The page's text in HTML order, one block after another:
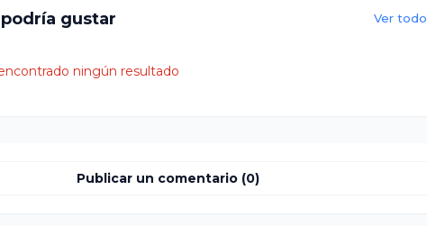
gustar Ver todo
ningún resultado
Publicar un comentario (0)